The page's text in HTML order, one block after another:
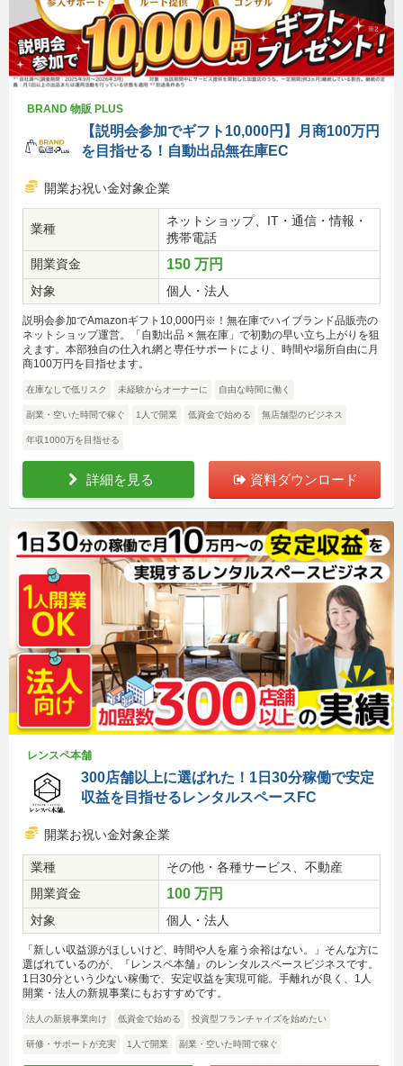
BRAND 物販 PLUS
【説明会参加でギフト10,000円】月商100万円
を目指せる！自動出品無在庫EC
開業お祝い金対象企業
業種
ネットショップ、IT・通信・情報・
携帯電話
開業資金
150 万円
対象 個人・法人
説明会参加でAmazonギフト10,000円※！無在庫でハイブランド品販売の
ネットショップ運営。「自動出品 × 無在庫」で初動の早い立ち上がりを狙
えます。本部独自の仕入れ網と専任サポートにより、時間や場所自由に月
商100万円を目指せます。
在庫なしで低リスク 未経験からオーナーに 自由な時間に働く
副業・空いた時間で稼ぐ 1人で開業 低資金で始める 無店舗型のビジネス
年収1000万を目指せる
詳細を見る 資料ダウンロード
レンスペ本舗
300店舗以上に選ばれた！1日30分稼働で安定
収益を目指せるレンタルスペースFC
開業お祝い金対象企業
業種
その他・各種サービス、不動産
開業資金
100 万円
対象 個人・法人
「新しい収益源がほしいけど、時間や人を雇う余裕はない。」そんな方に
選ばれているのが、『レンスペ本舗』のレンタルスペースビジネスです。
1日30分という少ない稼働で、安定収益を実現可能。手離れが良く、1人
開業・法人の新規事業にもおすすめです。
法人の新規事業向け 低資金で始める 投資型フランチャイズを始めたい
研修・サポートが充実 1人で開業 副業・空いた時間で稼ぐ